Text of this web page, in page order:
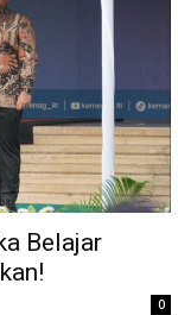
Belajar
0